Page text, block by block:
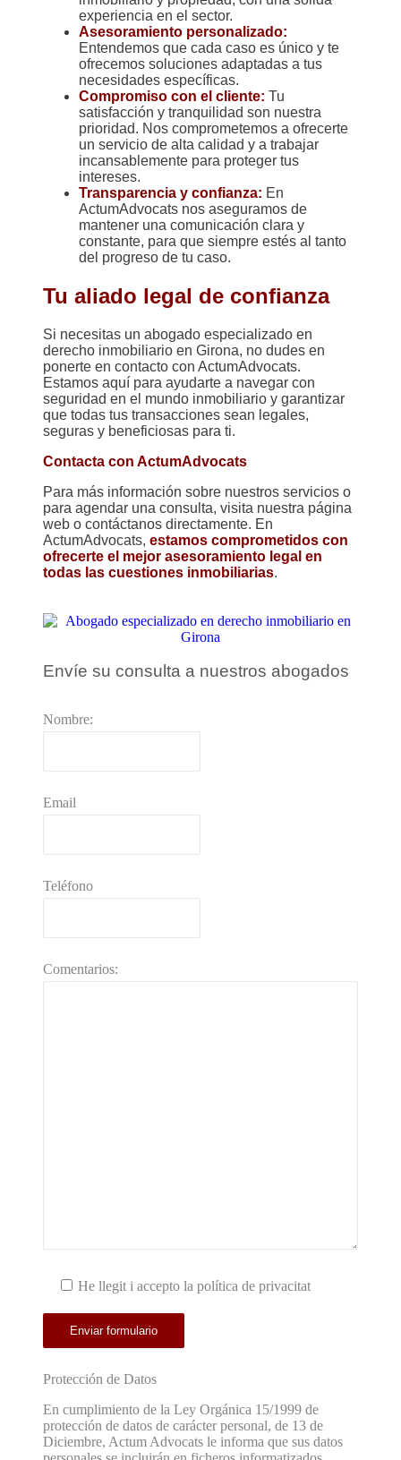
experiencia en el sector.
Asesoramiento personalizado:
Entendemos que cada caso es único y te
ofrecemos soluciones adaptadas a tus
necesidades específicas.
Compromiso con el cliente: Tu
satisfacción y tranquilidad son nuestra
prioridad. Nos comprometemos a ofrecerte
un servicio de alta calidad y a trabajar
incansablemente para proteger tus
intereses.
Transparencia y confianza: En
ActumAdvocats nos aseguramos de
mantener una comunicación clara y
constante, para que siempre estés al tanto
del progreso de tu caso.
Tu aliado legal de confianza
Si necesitas un abogado especializado en
derecho inmobiliario en Girona, no dudes en
ponerte en contacto con ActumAdvocats.
Estamos aquí para ayudarte a navegar con
seguridad en el mundo inmobiliario y garantizar
que todas tus transacciones sean legales,
seguras y beneficiosas para ti.
Contacta con ActumAdvocats
Para más información sobre nuestros servicios o
para agendar una consulta, visita nuestra página
web o contáctanos directamente. En
ActumAdvocats, estamos comprometidos con
ofrecerte el mejor asesoramiento legal en
todas las cuestiones inmobiliarias.
Envíe su consulta a nuestros abogados
Nombre:
Email
Teléfono
Comentarios:
He llegit i accepto la política de privacitat
Protección de Datos
En cumplimiento de la Ley Orgánica 15/1999 de
protección de datos de carácter personal, de 13 de
Diciembre, Actum Advocats le informa que sus datos